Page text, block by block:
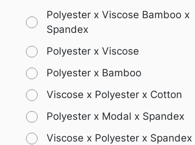
Polyester x Viscose Bamboo x
Spandex
Polyester x Viscose
Polyester x Bamboo
Viscose x Polyester x Cotton
Polyester x Modal x Spandex
Viscose x Polyester x Spandex